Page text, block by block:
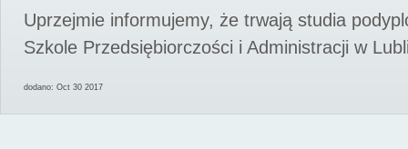
Uprzejmie informujemy, że trwają studia
Szkole Przedsiębiorczości i Administracji w
dodano: Oct 30 2017